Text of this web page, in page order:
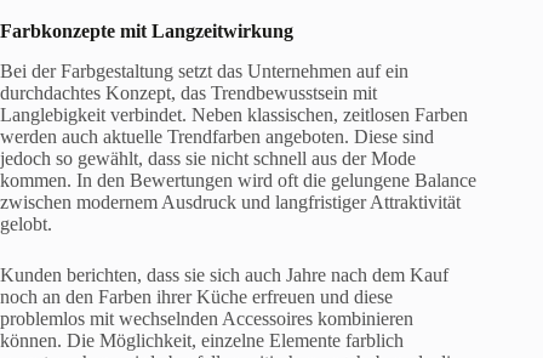
Farbkonzepte mit Langzeitwirkung
Bei der Farbgestaltung setzt das Unternehmen auf ein
durchdachtes Konzept, das Trendbewusstsein mit
Langlebigkeit verbindet. Neben klassischen, zeitlosen Farben
werden auch aktuelle Trendfarben angeboten. Diese sind
jedoch so gewählt, dass sie nicht schnell aus der Mode
kommen. In den Bewertungen wird oft die gelungene Balance
zwischen modernem Ausdruck und langfristiger Attraktivität
gelobt.
Kunden berichten, dass sie sich auch Jahre nach dem Kauf
noch an den Farben ihrer Küche erfreuen und diese
problemlos mit wechselnden Accessoires kombinieren
können. Die Möglichkeit, einzelne Elemente farblich